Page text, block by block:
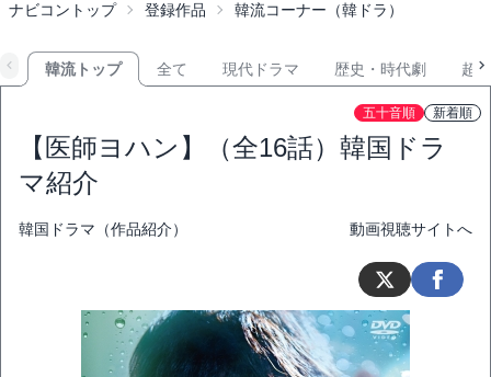
ナビコントップ 登録作品 韓流コーナー（韓ドラ）
韓流トップ 全て 現代ドラマ 歴史・時代劇 超
五十音順 新着順
【医師ヨハン】（全16話）韓国ドラ
マ紹介
韓国ドラマ（作品紹介） 動画視聴サイトへ